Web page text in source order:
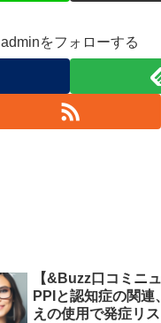
adminをフォローする
【&Buzz口コミニ
PPIと認知症の関連
えの使用で発症リ